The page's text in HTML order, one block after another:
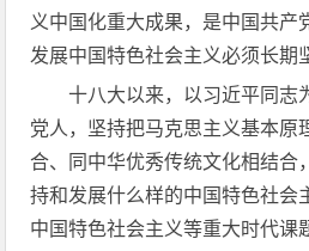
义中国化重大成果，是中国共产
发展中国特色社会主义必须长期
十八大以来，以习近平同志
党人，坚持把马克思主义基本原
合、同中华优秀传统文化相结合
持和发展什么样的中国特色社会
中国特色社会主义等重大时代课